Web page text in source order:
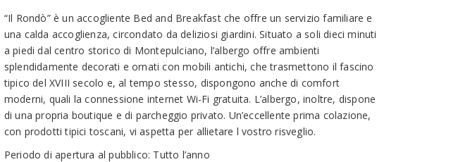
“Il Rondò” è un accogliente Bed and Breakfast che offre un servizio familiare e
una calda accoglienza, circondato da deliziosi giardini. Situato a soli dieci minuti
a piedi dal centro storico di Montepulciano, l’albergo offre ambienti
splendidamente decorati e ornati con mobili antichi, che trasmettono il fascino
tipico del XVIII secolo e, al tempo stesso, dispongono anche di comfort
moderni, quali la connessione internet Wi-Fi gratuita. L’albergo, inoltre, dispone
di una propria boutique e di parcheggio privato. Un’eccellente prima colazione,
con prodotti tipici toscani, vi aspetta per allietare l vostro risveglio.
Periodo di apertura al pubblico: Tutto l’anno